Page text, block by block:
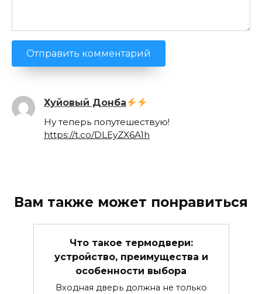
Хуйовый Донба
Ну теперь попутешествую!
https://t.co/DLEyZX6A1h
Вам также может понравиться
Что такое термодвери:
устройство, преимущества и
особенности выбора
Входная дверь должна не только